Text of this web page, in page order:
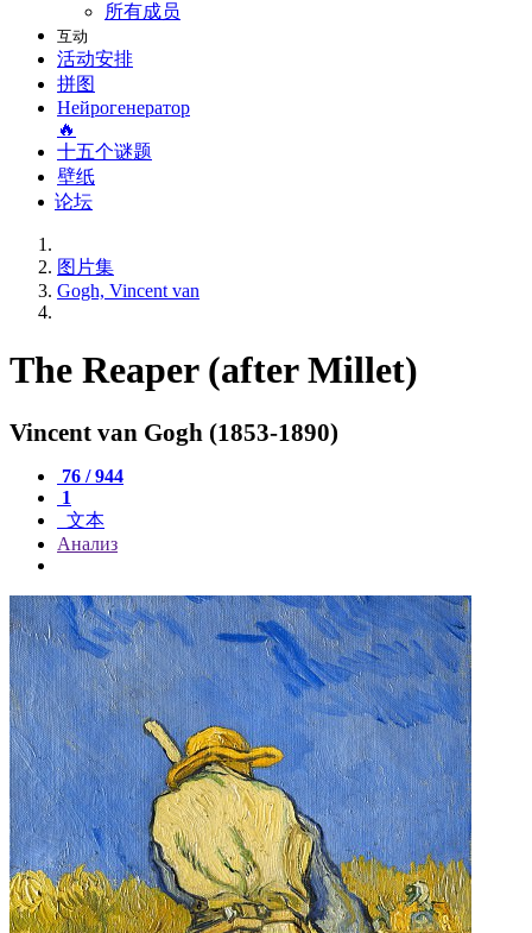
所有成员
互动
活动安排
拼图
Нейрогенератор
🔥
十五个谜题
壁纸
论坛
图片集
Gogh, Vincent van
The Reaper (after Millet)
Vincent van Gogh (1853-1890)
76 / 944
1
文本
Анализ